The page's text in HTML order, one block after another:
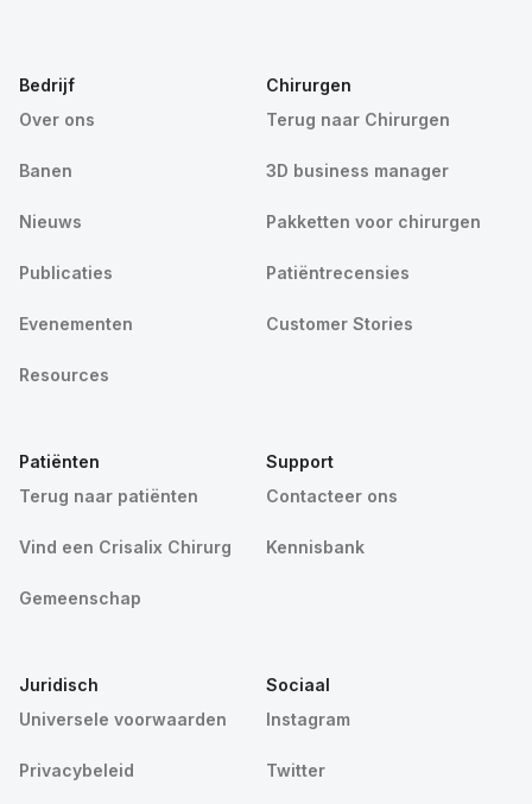
Bedrijf
Over ons
Banen
Nieuws
Publicaties
Evenementen
Resources
Chirurgen
Terug naar Chirurgen
3D business manager
Pakketten voor chirurgen
Patiëntrecensies
Customer Stories
Patiënten
Terug naar patiënten
Vind een Crisalix Chirurg
Gemeenschap
Support
Contacteer ons
Kennisbank
Juridisch
Universele voorwaarden
Privacybeleid
Sociaal
Instagram
Twitter